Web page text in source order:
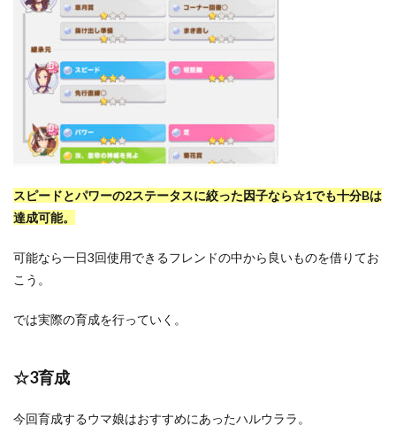
スピードとパワーの2ステータスに絞った因子なら☆1でも十分Bは
達成可能。
可能なら一日3回使用できるフレンドの中から良いものを借りてお
こう。
では実際の育成を行っていく。
☆3育成
今回育成するウマ娘はおすすめにあったハルウララ。